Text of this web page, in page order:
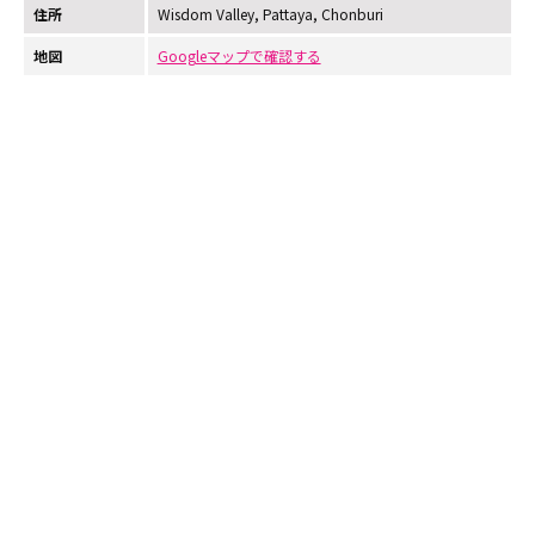
住所 Wisdom Valley, Pattaya, Chonburi
地図 Googleマップで確認する